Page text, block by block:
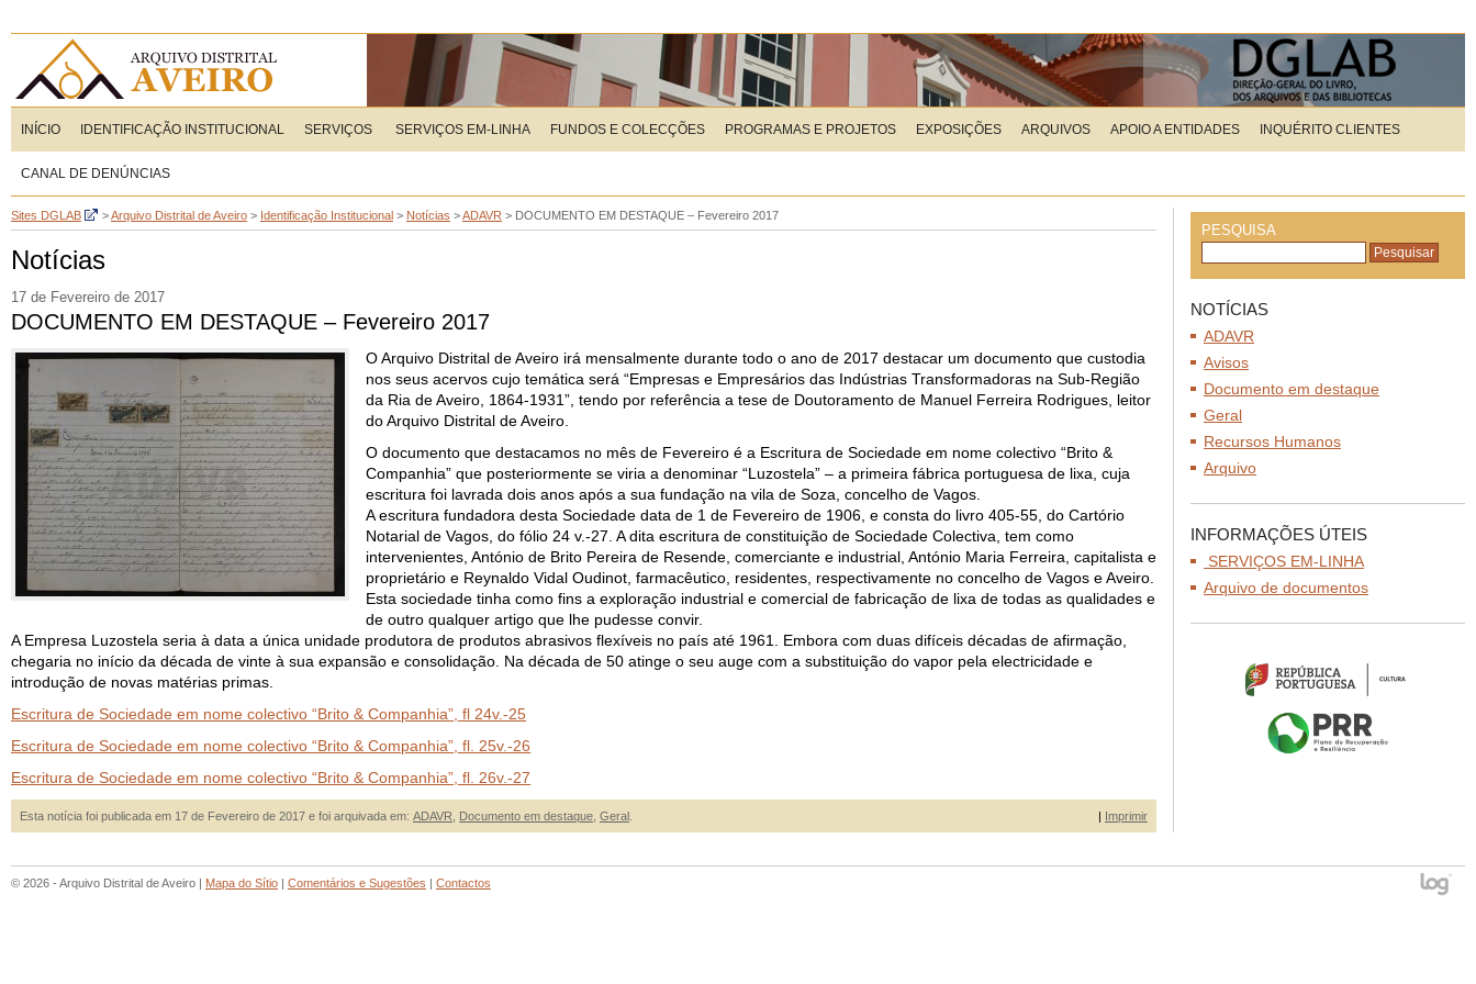
INÍCIO IDENTIFICAÇÃO INSTITUCIONAL SERVIÇOS SERVIÇOS EM-LINHA FUNDOS E COLECÇÕES PROGRAMAS E PROJETOS EXPOSIÇÕES ARQUIVOS APOIO A ENTIDADES INQUÉRITO CLIENTES
CANAL DE DENÚNCIAS
Sites DGLAB >Arquivo Distrital de Aveiro > Identificação Institucional > Notícias >ADAVR > DOCUMENTO EM DESTAQUE – Fevereiro 2017
Notícias
17 de Fevereiro de 2017
DOCUMENTO EM DESTAQUE – Fevereiro 2017
O Arquivo Distrital de Aveiro irá mensalmente durante todo o ano de 2017 destacar um documento que custodia
nos seus acervos cujo temática será “Empresas e Empresários das Indústrias Transformadoras na Sub-Região
da Ria de Aveiro, 1864-1931”, tendo por referência a tese de Doutoramento de Manuel Ferreira Rodrigues, leitor
do Arquivo Distrital de Aveiro.
O documento que destacamos no mês de Fevereiro é a Escritura de Sociedade em nome colectivo “Brito &
Companhia” que posteriormente se viria a denominar “Luzostela” – a primeira fábrica portuguesa de lixa, cuja
escritura foi lavrada dois anos após a sua fundação na vila de Soza, concelho de Vagos.
A escritura fundadora desta Sociedade data de 1 de Fevereiro de 1906, e consta do livro 405-55, do Cartório
Notarial de Vagos, do fólio 24 v.-27. A dita escritura de constituição de Sociedade Colectiva, tem como
intervenientes, António de Brito Pereira de Resende, comerciante e industrial, António Maria Ferreira, capitalista e
proprietário e Reynaldo Vidal Oudinot, farmacêutico, residentes, respectivamente no concelho de Vagos e Aveiro.
Esta sociedade tinha como fins a exploração industrial e comercial de fabricação de lixa de todas as qualidades e
de outro qualquer artigo que lhe pudesse convir.
A Empresa Luzostela seria à data a única unidade produtora de produtos abrasivos flexíveis no país até 1961. Embora com duas difíceis décadas de afirmação,
chegaria no início da década de vinte à sua expansão e consolidação. Na década de 50 atinge o seu auge com a substituição do vapor pela electricidade e
introdução de novas matérias primas.
Escritura de Sociedade em nome colectivo “Brito & Companhia”, fl 24v.-25
Escritura de Sociedade em nome colectivo “Brito & Companhia”, fl. 25v.-26
Escritura de Sociedade em nome colectivo “Brito & Companhia”, fl. 26v.-27
Esta notícia foi publicada em 17 de Fevereiro de 2017 e foi arquivada em: ADAVR Documento em destaque Geral | Imprimir
PESQUISA
NOTÍCIAS
ADAVR
Avisos
Documento em destaque
Geral
Recursos Humanos
Arquivo
INFORMAÇÕES ÚTEIS
SERVIÇOS EM-LINHA
Arquivo de documentos
© 2026 - Arquivo Distrital de Aveiro | Mapa do Sítio | Comentários e Sugestões | Contactos